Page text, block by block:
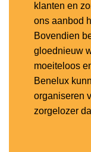
klanten en
ons aanbod
Bovendien
gloednieuw
moeiteloos
Benelux
organiseren
zorgelozer